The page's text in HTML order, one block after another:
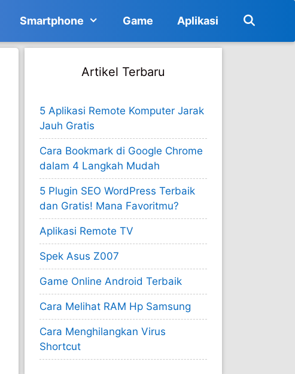
Smartphone Game Aplikasi
Artikel Terbaru
5 Aplikasi Remote Komputer Jarak
Jauh Gratis
Cara Bookmark di Google Chrome
dalam 4 Langkah Mudah
5 Plugin SEO WordPress Terbaik
dan Gratis! Mana Favoritmu?
Aplikasi Remote TV
Spek Asus Z007
Game Online Android Terbaik
Cara Melihat RAM Hp Samsung
Cara Menghilangkan Virus
Shortcut